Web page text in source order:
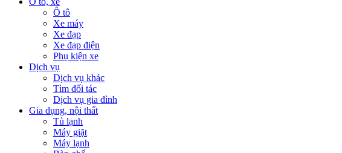
Ô tô
Xe máy
Xe đạp
Xe đạp điện
Phụ kiện xe
Dịch vụ
Dịch vụ khác
Tìm đối tác
Dịch vụ gia đình
Gia dụng, nội thất
Tủ lạnh
Máy giặt
Máy lạnh